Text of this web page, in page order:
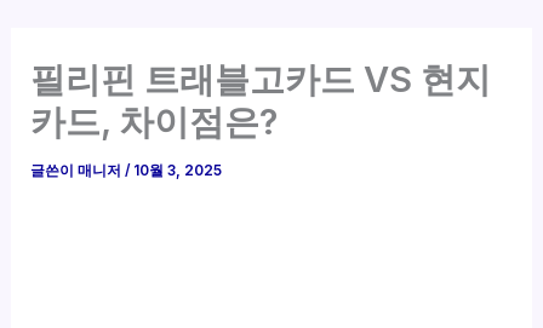
필리핀 트래블고카드 VS 현지
카드, 차이점은?
글쓴이매니저/ 10월 3, 2025